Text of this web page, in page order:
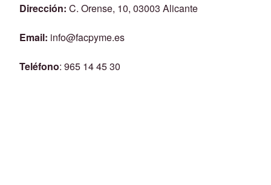
Dirección: C. Orense, 10, 03003 Alicante
Email: info@facpyme.es
Teléfono: 965 14 45 30